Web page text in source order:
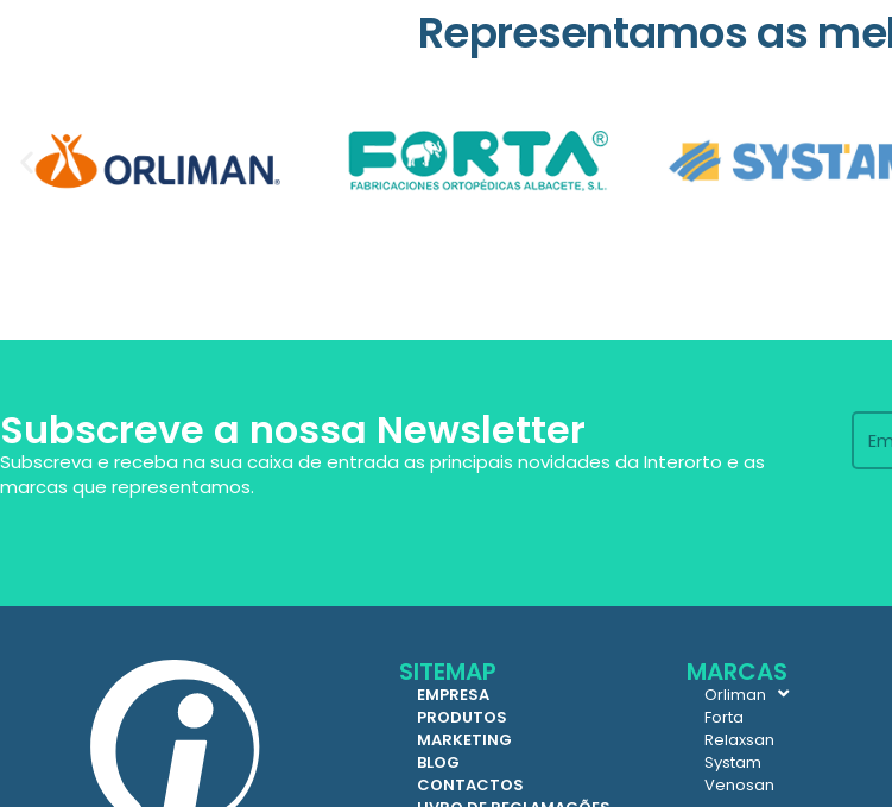
Representamos as
Subscreve a nossa Newsletter
Subscreva e receba na sua caixa de entrada as principais novidades da Interorto e as
marcas que representamos.
SITEMAP
EMPRESA
PRODUTOS
MARKETING
BLOG
CONTACTOS
MARCAS
Orliman
Forta
Relaxsan
Systam
Venosan